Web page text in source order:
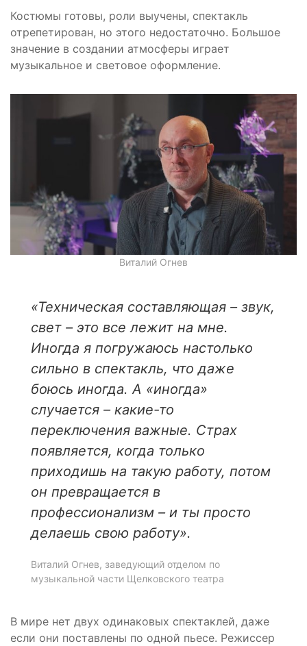
Костюмы готовы, роли выучены, спектакль
отрепетирован, но этого недостаточно. Большое
значение в создании атмосферы играет
музыкальное и световое оформление.
Виталий Огнев
«Техническая составляющая – звук,
свет – это все лежит на мне.
Иногда я погружаюсь настолько
сильно в спектакль, что даже
боюсь иногда. А «иногда»
случается – какие-то
переключения важные. Страх
появляется, когда только
приходишь на такую работу, потом
он превращается в
профессионализм – и ты просто
делаешь свою работу».
Виталий Огнев, заведующий отделом по
музыкальной части Щелковского театра
В мире нет двух одинаковых спектаклей, даже
если они поставлены по одной пьесе. Режиссер